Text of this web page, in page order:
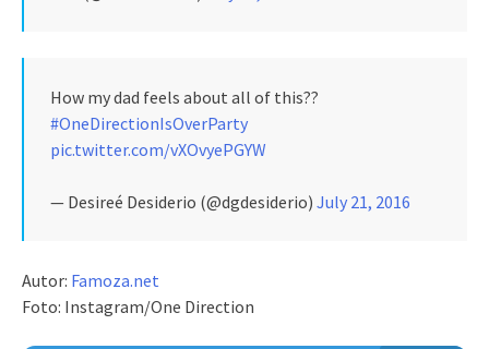
How my dad feels about all of this??
#OneDirectionIsOverParty
pic.twitter.com/vXOvyePGYW
— Desireé Desiderio (@dgdesiderio) July 21, 2016
Autor: Famoza.net
Foto: Instagram/One Direction